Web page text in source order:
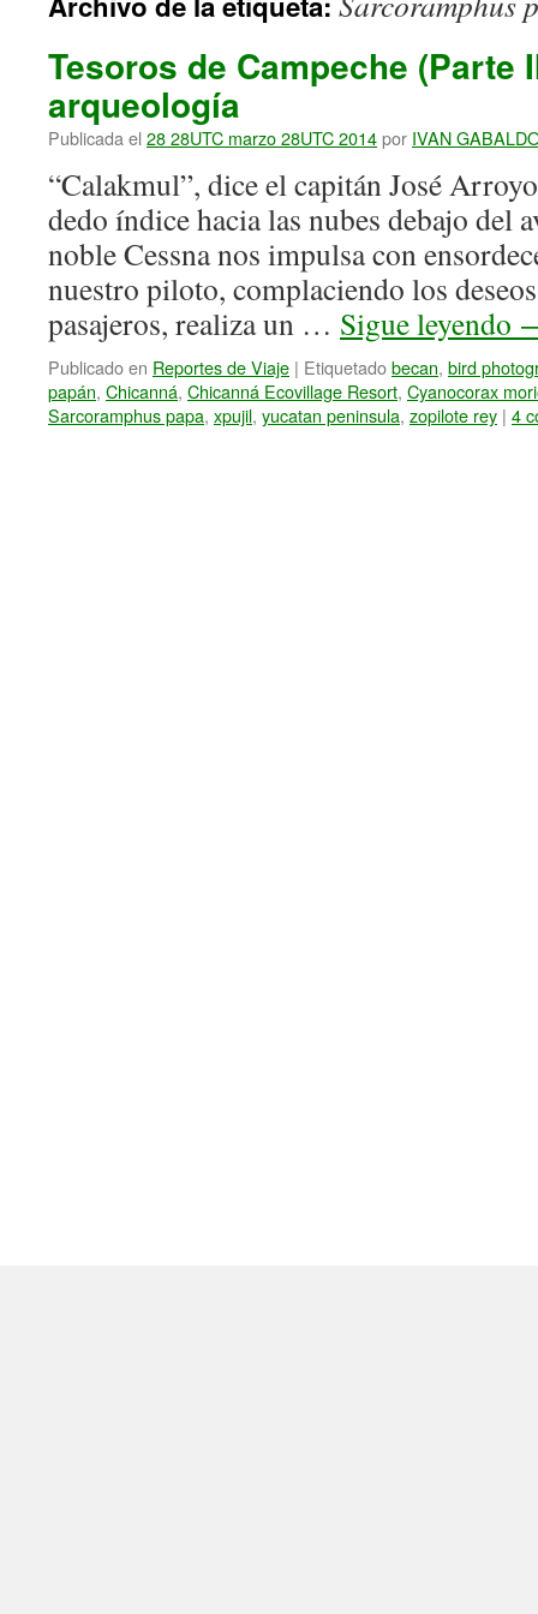
Tesoros de Campeche (Parte
arqueología
Publicada el 28 28UTC marzo 28UTC 2014por IVAN
“Calakmul”, dice el capitán José
dedo índice hacia las nubes debajo del
noble Cessna nos impulsa con
nuestro piloto, complaciendo los
pasajeros, realiza un … Sigue leyendo
Publicado en Reportes de Viaje | Etiquetadobecan, bird
papán, Chicanná, Chicanná Ecovillage Resort, Cyanocorax
Sarcoramphus papa, xpujil, yucatan peninsula, zopilote rey | 4